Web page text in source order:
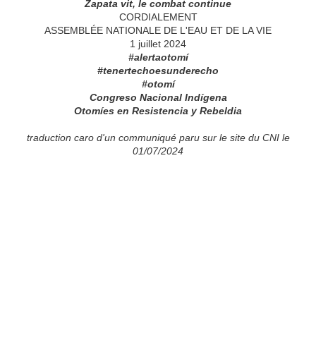
Zapata vit, le combat continue
CORDIALEMENT
ASSEMBLÉE NATIONALE DE L'EAU ET DE LA VIE
1 juillet 2024
#alertaotomí
#tenertechoesunderecho
#otomí
Congreso Nacional Indígena
Otomíes en Resistencia y Rebeldia
traduction caro d'un communiqué paru sur le site du CNI le
01/07/2024